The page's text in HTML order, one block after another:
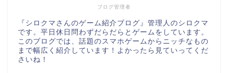
ブログ管理者
『シロクマさんのゲーム紹介ブログ』管理人のシロクマ
です。平日休日問わずだらだらとゲームをしています。
このブログでは、話題のスマホゲームからニッチなもの
まで幅広く紹介しています！よかったら見ていってくだ
さいね！